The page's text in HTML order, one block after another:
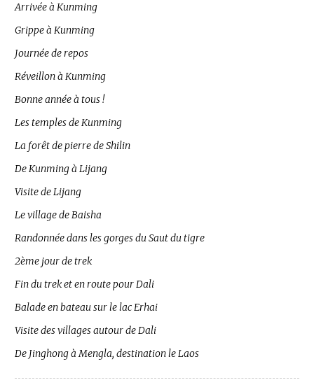
Arrivée à Kunming
Grippe à Kunming
Journée de repos
Réveillon à Kunming
Bonne année à tous !
Les temples de Kunming
La forêt de pierre de Shilin
De Kunming à Lijang
Visite de Lijang
Le village de Baisha
Randonnée dans les gorges du Saut du tigre
2ème jour de trek
Fin du trek et en route pour Dali
Balade en bateau sur le lac Erhai
Visite des villages autour de Dali
De Jinghong à Mengla, destination le Laos